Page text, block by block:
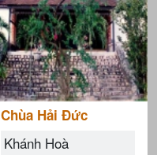
Chùa Hải Đức
Khánh Hoà